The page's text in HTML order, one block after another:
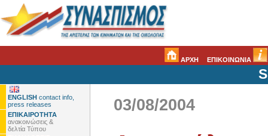
ΑΡΧΗ ΕΠΙΚΟΙΝΩΝΙΑ
ENGLISH contact info,
press releases
ΕΠΙΚΑΙΡΟΤΗΤΑ
ανακοινώσεις &
δελτία Τύπου
03/08/2004